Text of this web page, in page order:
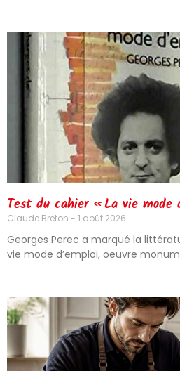
Test du cahier « La vie mode
Claude Breton 1 août 2026
Georges Perec a marqué la
vie mode d’emploi, oeuvre